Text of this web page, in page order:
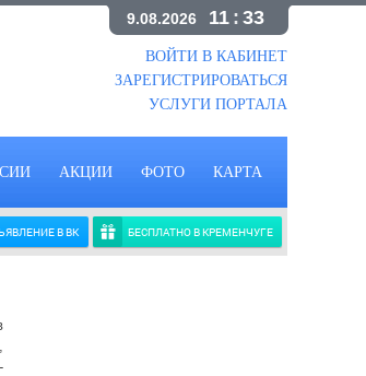
9.08.2026 11 : 33
ВОЙТИ В КАБИНЕТ
ЗАРЕГИСТРИРОВАТЬСЯ
УСЛУГИ ПОРТАЛА
АКЦИИ ФОТО КАРТА
В ВК БЕСПЛАТНО В КРЕМЕНЧУГЕ